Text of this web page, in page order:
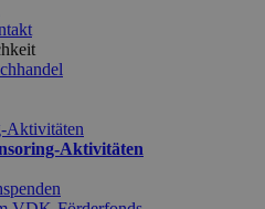
Aktivitäten
Aktivitäten